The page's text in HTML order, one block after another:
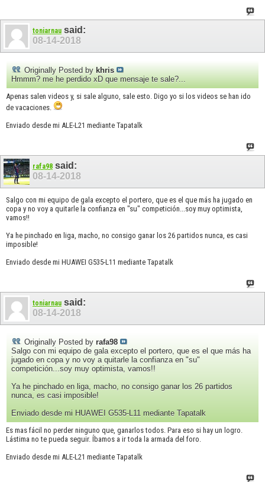
toniarnau said:
08-14-2018
Originally Posted by khris
Hmmm? me he perdido xD que mensaje te sale?...
Apenas salen videos y, si sale alguno, sale esto. Digo yo si los videos se han ido
de vacaciones.
Enviado desde mi ALE-L21 mediante Tapatalk
rafa98 said:
08-14-2018
Salgo con mi equipo de gala excepto el portero, que es el que más ha jugado en
copa y no voy a quitarle la confianza en "su" competición...soy muy optimista,
vamos!!
Ya he pinchado en liga, macho, no consigo ganar los 26 partidos nunca, es casi
imposible!
Enviado desde mi HUAWEI G535-L11 mediante Tapatalk
toniarnau said:
08-14-2018
Originally Posted by rafa98
Salgo con mi equipo de gala excepto el portero, que es el que más ha
jugado en copa y no voy a quitarle la confianza en "su"
competición...soy muy optimista, vamos!!
Ya he pinchado en liga, macho, no consigo ganar los 26 partidos
nunca, es casi imposible!
Enviado desde mi HUAWEI G535-L11 mediante Tapatalk
Es mas fácil no perder ninguno que, ganarlos todos. Para eso si hay un logro.
Lástima no te pueda seguir. Íbamos a ir toda la armada del foro.
Enviado desde mi ALE-L21 mediante Tapatalk